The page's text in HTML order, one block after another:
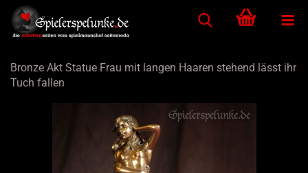
Bronze Akt Statue Frau mit langen Haaren stehend lässt ihr
Tuch fallen